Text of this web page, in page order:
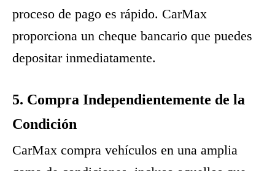
proceso de pago es rápido. CarMax
proporciona un cheque bancario que puedes
depositar inmediatamente.
5. Compra Independientemente de la
Condición
CarMax compra vehículos en una amplia